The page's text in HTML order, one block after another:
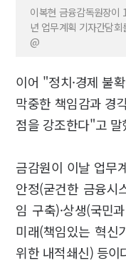
이복현 금융감독원장이
년 업무계획 기자간담
@
이어 "정치·경제 불
막중한 책임감과 경
점을 강조한다"고 말
금감원이 이날 업무
안정(굳건한 금융시
임 구축)·상생(국민
미래(책임있는 혁신
위한 내적쇄신) 등이